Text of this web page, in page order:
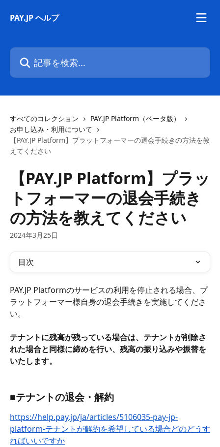
PAY.JP ヘルプ
記事を検索...
すべてのコレクション
PAY.JP Platform（ベータ版）
お申し込み・利用について
【PAY.JP Platform】プラットフォーマーの退会手続きの方法を教
えてください
【PAY.JP Platform】プラッ
トフォーマーの退会手続き
の方法を教えてください
2024年3月25日
目次
PAY.JP Platformのサービスの利用を停止される場合、プ
ラットフォーマー様自身の退会手続きを実施してくださ
い。
テナントに残高が残っている場合は、テナントが削除さ
れた場合と同様に締めを行い、残高の振り込みや振替を
いたします。
■テナントの退会・解約
https://help.pay.jp/ja/articles/5106035-pay-jp-
platform-テナントが解約を希望している場合どのどうす
ればいいですか